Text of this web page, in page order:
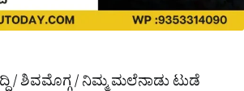
/ ಶಿವಮೊಗ್ಗ / ನಿಮ್ಮ ಮಲೆನಾಡು ಟುಡೆ